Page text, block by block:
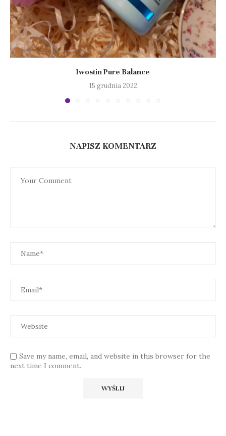
Iwostin Pure Balance
15 grudnia 2022
NAPISZ KOMENTARZ
Save my name, email, and website in this browser for the
next time I comment.